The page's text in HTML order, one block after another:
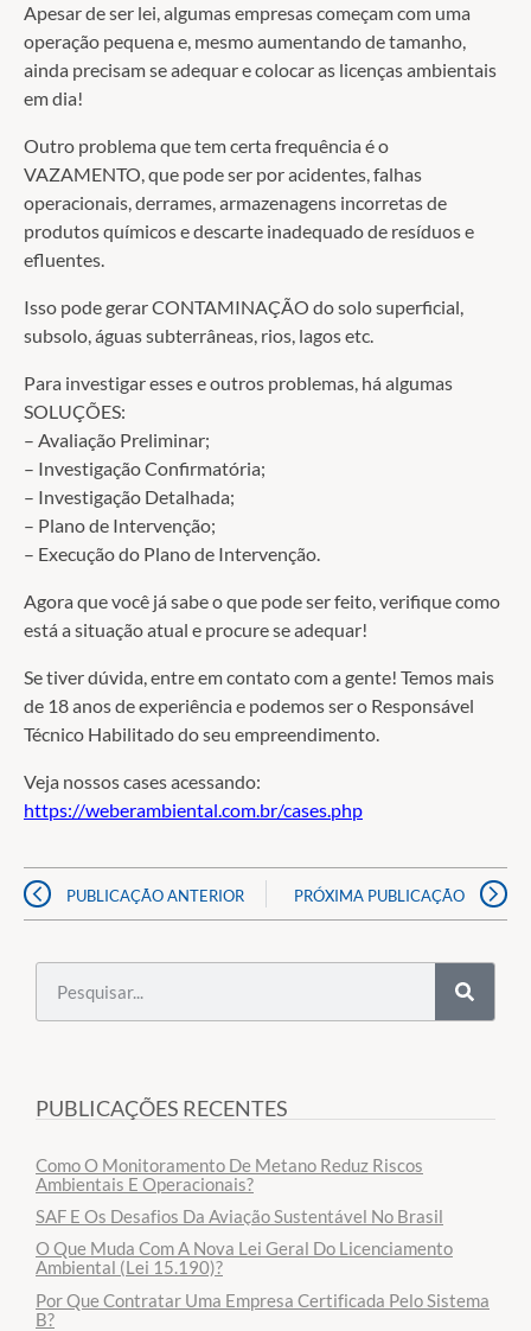
Apesar de ser lei, algumas empresas começam com uma
operação pequena e, mesmo aumentando de tamanho,
ainda precisam se adequar e colocar as licenças ambientais
em dia!
Outro problema que tem certa frequência é o
VAZAMENTO, que pode ser por acidentes, falhas
operacionais, derrames, armazenagens incorretas de
produtos químicos e descarte inadequado de resíduos e
efluentes.
Isso pode gerar CONTAMINAÇÃO do solo superficial,
subsolo, águas subterrâneas, rios, lagos etc.
Para investigar esses e outros problemas, há algumas
SOLUÇÕES:
– Avaliação Preliminar;
– Investigação Confirmatória;
– Investigação Detalhada;
– Plano de Intervenção;
– Execução do Plano de Intervenção.
Agora que você já sabe o que pode ser feito, verifique como
está a situação atual e procure se adequar!
Se tiver dúvida, entre em contato com a gente! Temos mais
de 18 anos de experiência e podemos ser o Responsável
Técnico Habilitado do seu empreendimento.
Veja nossos cases acessando:
https://weberambiental.com.br/cases.php
PUBLICAÇÃO ANTERIOR PRÓXIMA PUBLICAÇÃO
PUBLICAÇÕES RECENTES
Como O Monitoramento De Metano Reduz Riscos
Ambientais E Operacionais?
SAF E Os Desafios Da Aviação Sustentável No Brasil
O Que Muda Com A Nova Lei Geral Do Licenciamento
Ambiental (Lei 15.190)?
Por Que Contratar Uma Empresa Certificada Pelo Sistema
B?